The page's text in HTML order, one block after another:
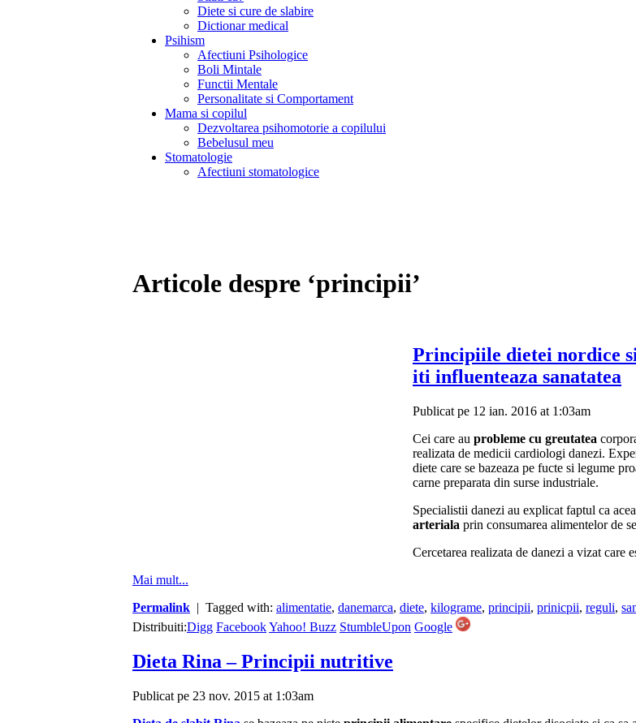
Diete si cure de slabire
Dictionar medical
Psihism
Afectiuni Psihologice
Boli Mintale
Functii Mentale
Personalitate si Comportament
Mama si copilul
Dezvoltarea psihomotorie a copilului
Bebelusul meu
Stomatologie
Afectiuni stomatologice
Articole despre ‘principii’
Principiile dietei nordice
iti influenteaza sanatatea
Publicat pe 12 ian. 2016 at 1:03am
Cei care au probleme cu greutatea
realizata de medicii cardiologi danezi.
diete care se bazeaza pe fucte si legume
carne preparata din surse industriale.
Specialistii danezi au explicat faptul ca
arteriala prin consumarea alimentelor de
Cercetarea realizata de danezi a vizat
Mai mult...
Permalink | Tagged with: alimentatie, danemarca, diete, kilograme, principii, prinicpii, reguli,
Distribuiti:Digg FacebookYahoo! Buzz StumbleUpon Google
Dieta Rina – Principii nutritive
Publicat pe 23 nov. 2015 at 1:03am